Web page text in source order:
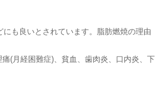
も良いとされています。脂肪燃焼の理由
(月経困難症)、貧血、歯肉炎、口内炎、下